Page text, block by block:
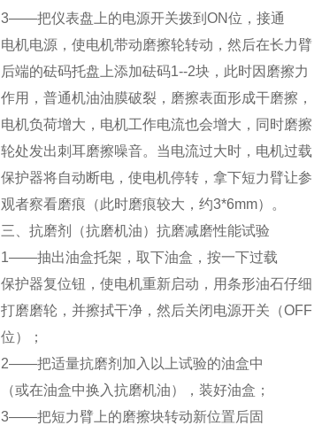
3——把仪表盘上的电源开关拨到ON位，接通
电机电源，使电机带动磨擦轮转动，然后在长力臂
后端的砝码托盘上添加砝码1--2块，此时因磨擦力
作用，普通机油油膜破裂，磨擦表面形成干磨擦，
电机负荷增大，电机工作电流也会增大，同时磨擦
轮处发出刺耳磨擦噪音。当电流过大时，电机过载
保护器将自动断电，使电机停转，拿下短力臂让参
观者察看磨痕（此时磨痕较大，约3*6mm）。
三、抗磨剂（抗磨机油）抗磨减磨性能试验
1——抽出油盒托架，取下油盒，按一下过载
保护器复位钮，使电机重新启动，用条形油石仔细
打磨磨轮，并擦拭干净，然后关闭电源开关（OFF
位）；
2——把适量抗磨剂加入以上试验的油盒中
（或在油盒中换入抗磨机油），装好油盒；
3——把短力臂上的磨擦块转动新位置后固